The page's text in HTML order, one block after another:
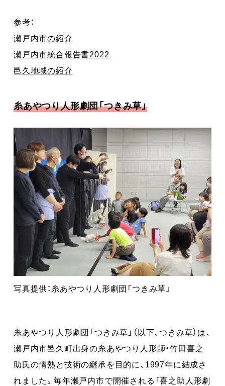
参考：
瀬戸内市の紹介
瀬戸内市統合報告書2022
邑久地域の紹介
糸あやつり人形劇団「つきみ草」
写真提供：糸あやつり人形劇団「つきみ草」
糸あやつり人形劇団「つきみ草」（以下、つきみ草）は、
瀬戸内市邑久町出身の糸あやつり人形師・竹田喜之
助氏の情熱と技術の継承を目的に、1997年に結成さ
れました。毎年瀬戸内市で開催される「喜之助人形劇